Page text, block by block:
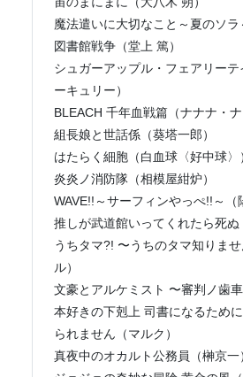
魔法遣いに大切なこと～夏のソラ
図書館戦争（堂上 篤）
シュガーアップル・フェアリー
ーキュリー）
BLEACH 千年血戦篇（ナナナ・ナ
組長娘と世話係（葵塔一郎）
はたらく細胞（白血球〈好中球〉
炎炎ノ消防隊（相模屋紺炉）
WAVE!!～サーフィンやっぺ!!～（
推しが武道館いってくれたら死ぬ
うちタマ?! 〜うちのタマ知りま
ル）
文豪とアルケミスト 〜審判ノ歯車
本好きの下剋上 司書になるため
られません（マルク）
真夜中のオカルト公務員（榊京一